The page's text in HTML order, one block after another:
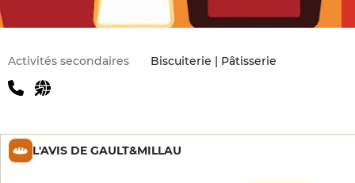
Activités secondaires Biscuiterie | Pâtisserie
L'AVIS DE GAULT&MILLAU